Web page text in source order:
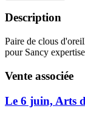
Description
Paire de clous
pour Sancy expertise
Vente associée
Le 6 juin, Arts